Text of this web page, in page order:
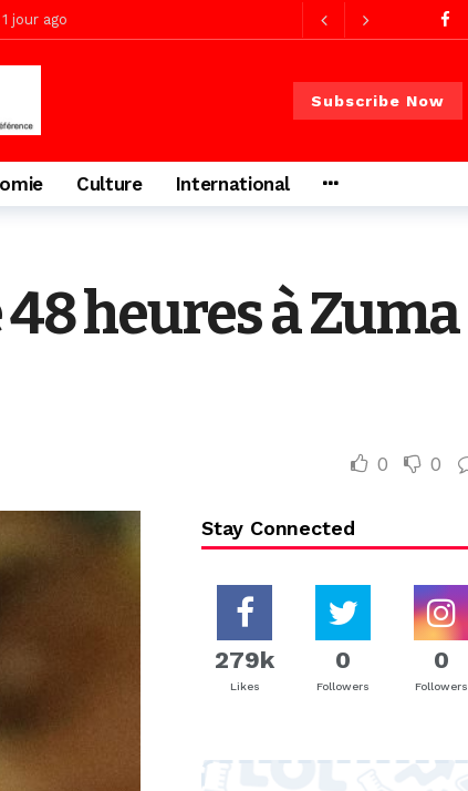
1 jour ago
doctorale au Cesti)
renvoyés en procès
2 jours ago
Touba 2 jours ago
Républicains 12 heures ago
Subscribe Now
Culture International
48 heures à Zuma
0 0
Stay Connected
279k
Likes
0
Followers
0
Followers